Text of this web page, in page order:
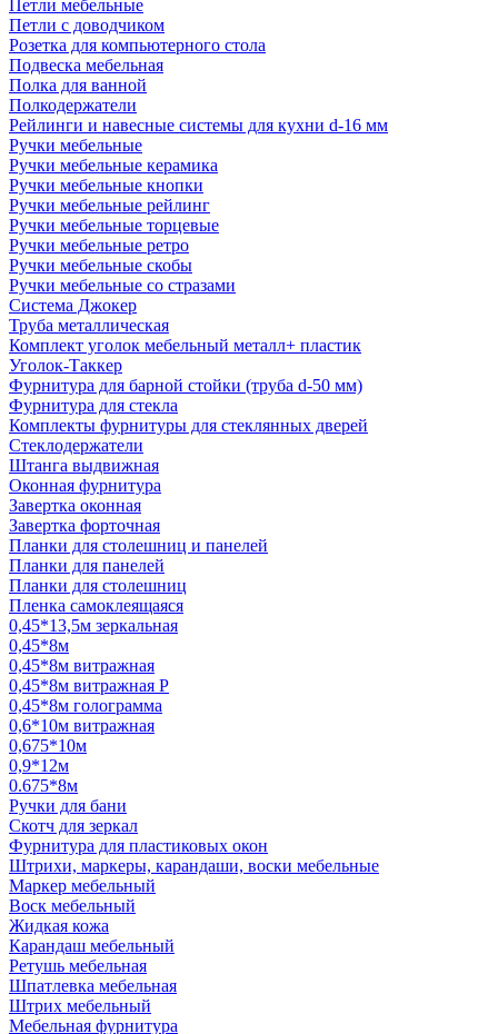
Петли мебельные
Петли с доводчиком
Розетка для компьютерного стола
Подвеска мебельная
Полка для ванной
Полкодержатели
Рейлинги и навесные системы для кухни d-16 мм
Ручки мебельные
Ручки мебельные керамика
Ручки мебельные кнопки
Ручки мебельные рейлинг
Ручки мебельные торцевые
Ручки мебельные ретро
Ручки мебельные скобы
Ручки мебельные со стразами
Система Джокер
Труба металлическая
Комплект уголок мебельный металл+ пластик
Уголок-Таккер
Фурнитура для барной стойки (труба d-50 мм)
Фурнитура для стекла
Комплекты фурнитуры для стеклянных дверей
Стеклодержатели
Штанга выдвижная
Оконная фурнитура
Завертка оконная
Завертка форточная
Планки для столешниц и панелей
Планки для панелей
Планки для столешниц
Пленка самоклеящаяся
0,45*13,5м зеркальная
0,45*8м
0,45*8м витражная
0,45*8м витражная Р
0,45*8м голограмма
0,6*10м витражная
0,675*10м
0,9*12м
0.675*8м
Ручки для бани
Скотч для зеркал
Фурнитура для пластиковых окон
Штрихи, маркеры, карандаши, воски мебельные
Маркер мебельный
Воск мебельный
Жидкая кожа
Карандаш мебельный
Ретушь мебельная
Шпатлевка мебельная
Штрих мебельный
Мебельная фурнитура